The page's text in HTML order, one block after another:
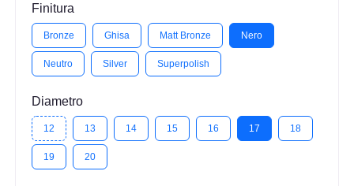
Finitura
Bronze Ghisa Matt Bronze Nero
Neutro Silver Superpolish
Diametro
12 13 14 15 16 17 18
19 20